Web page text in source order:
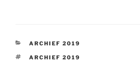
CATEGORIEËN
ARCHIEF 2019
TAGS
ARCHIEF 2019